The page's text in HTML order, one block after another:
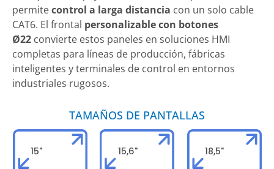
permitecontrol a larga distancia con un solo cable
CAT6. El frontal personalizable con botones
Ø22 convierte estos paneles en soluciones HMI
completas para líneas de producción, fábricas
inteligentes y terminales de control en entornos
industriales rugosos.
TAMAÑOS DE PANTALLAS
15" 15,6" 18,5"